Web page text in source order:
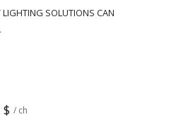
LIGHTING SOLUTIONS CAN
/ ch